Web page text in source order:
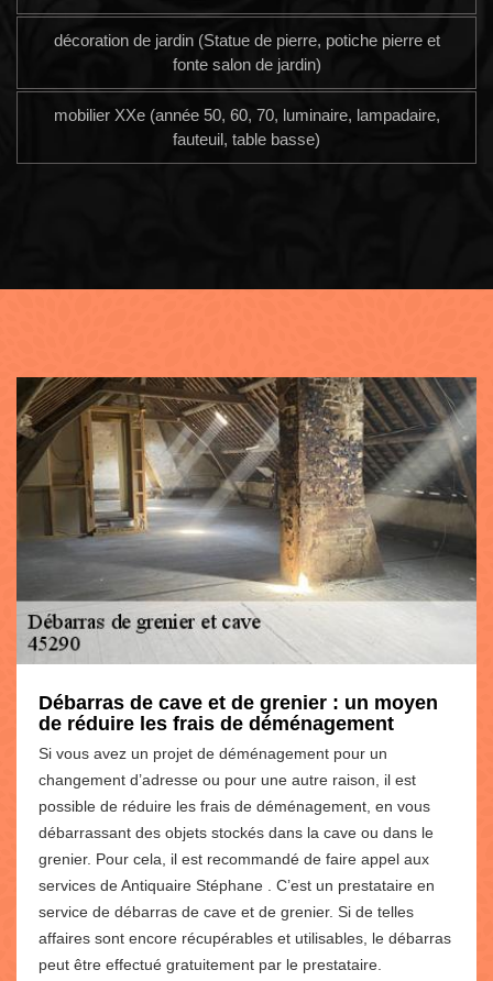
décoration de jardin (Statue de pierre, potiche pierre et
fonte salon de jardin)
mobilier XXe (année 50, 60, 70, luminaire, lampadaire,
fauteuil, table basse)
Débarras de cave et de grenier : un moyen
de réduire les frais de déménagement
Si vous avez un projet de déménagement pour un
changement d’adresse ou pour une autre raison, il est
possible de réduire les frais de déménagement, en vous
débarrassant des objets stockés dans la cave ou dans le
grenier. Pour cela, il est recommandé de faire appel aux
services de Antiquaire Stéphane . C’est un prestataire en
service de débarras de cave et de grenier. Si de telles
affaires sont encore récupérables et utilisables, le débarras
peut être effectué gratuitement par le prestataire.